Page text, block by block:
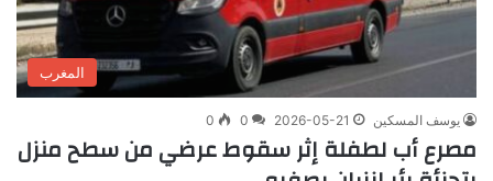
المغرب
يوسف المسكين 2026-05-21
0
0
مصرع أب لطفلة إثر سقوط عرضي من سطح منزل